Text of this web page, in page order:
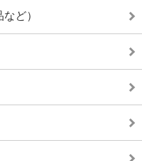
ど）